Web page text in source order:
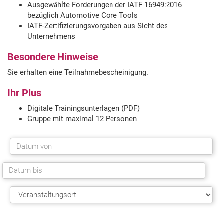
Ausgewählte Forderungen der IATF 16949:2016
bezüglich Automotive Core Tools
IATF-Zertifizierungsvorgaben aus Sicht des
Unternehmens
Besondere Hinweise
Sie erhalten eine Teilnahmebescheinigung.
Ihr Plus
Digitale Trainingsunterlagen (PDF)
Gruppe mit maximal 12 Personen